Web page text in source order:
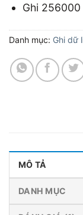
Ghi
Danh mục: Ghi dữ
MÔ TẢ
DANH MỤC